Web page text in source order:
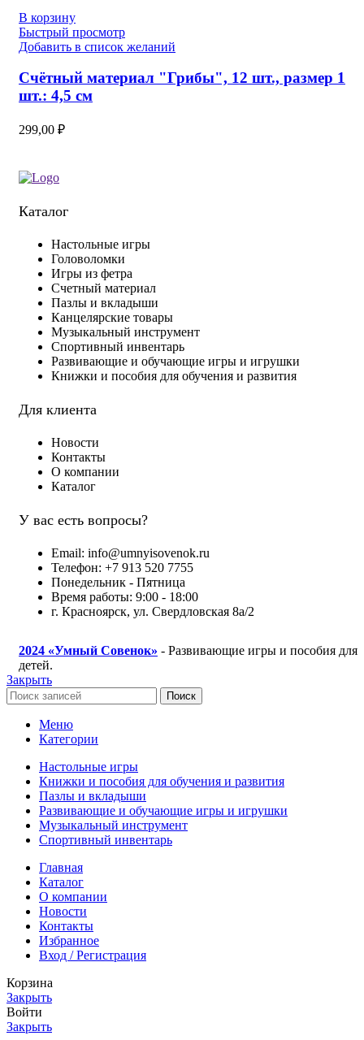
В корзину
Быстрый просмотр
Добавить в список желаний
Счётный материал "Грибы", 12 шт., размер 1
шт.: 4,5 см
299,00 ₽
Каталог
Настольные игры
Головоломки
Игры из фетра
Счетный материал
Пазлы и вкладыши
Канцелярские товары
Музыкальный инструмент
Спортивный инвентарь
Развивающие и обучающие игры и игрушки
Книжки и пособия для обучения и развития
Для клиента
Новости
Контакты
О компании
Каталог
У вас есть вопросы?
Email: info@umnyisovenok.ru
Телефон: +7 913 520 7755
Понедельник - Пятница
Время работы: 9:00 - 18:00
г. Красноярск, ул. Свердловская 8а/2
2024 «Умный Совенок» - Развивающие игры и пособия для
детей.
Закрыть
Поиск
Меню
Категории
Настольные игры
Книжки и пособия для обучения и развития
Пазлы и вкладыши
Развивающие и обучающие игры и игрушки
Музыкальный инструмент
Спортивный инвентарь
Главная
Каталог
О компании
Новости
Контакты
Избранное
Вход / Регистрация
Корзина
Закрыть
Войти
Закрыть